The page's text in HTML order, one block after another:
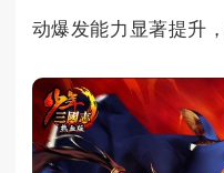
动爆发能力显著提升